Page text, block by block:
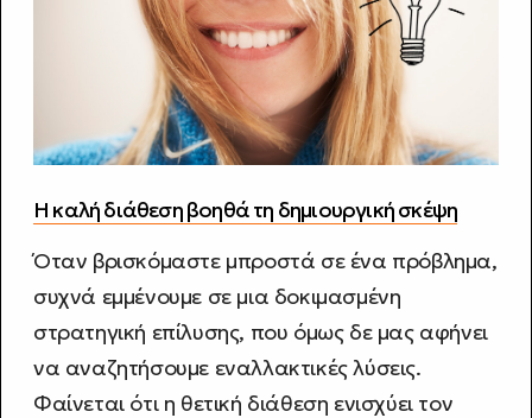
Η καλή διάθεση βοηθά τη δημιουργική σκέψη
Όταν βρισκόμαστε μπροστά σε ένα πρόβλημα,
συχνά εμμένουμε σε μια δοκιμασμένη
στρατηγική επίλυσης, που όμως δε μας αφήνει
να αναζητήσουμε εναλλακτικές λύσεις.
Φαίνεται ότι η θετική διάθεση ενισχύει τον